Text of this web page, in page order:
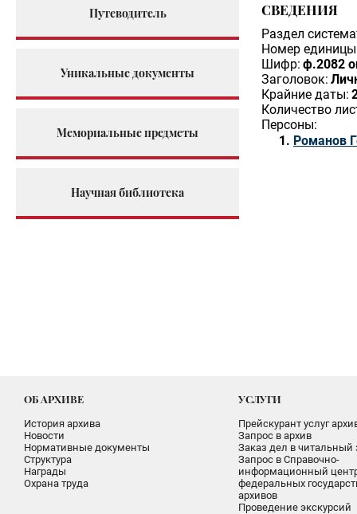
Путеводитель
Уникальные документы
Мемориальные предметы
Научная библиотека
СВЕДЕНИЯ
Раздел
Номер единицы
Шифр: ф.2082
Заголовок:
Крайние даты:
Количество
Персоны:
Романов
ОБ АРХИВЕ
История архива
Новости
Нормативные документы
Структура
Награды
Охрана труда
УСЛУГИ
Прейскурант услуг
Запрос в архив
Заказ дел в читальный
Запрос в Справочно-
информационный
федеральных
архивов
Проведение экскурсий